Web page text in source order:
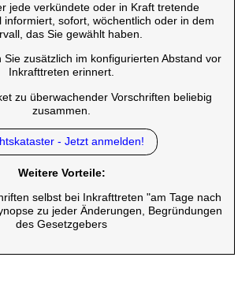
jede verkündete oder in Kraft tretende
informiert, sofort, wöchentlich oder in dem
das Sie gewählt haben.
Sie zusätzlich im konfigurierten Abstand vor
Inkrafttreten erinnert.
zu überwachender Vorschriften beliebig
zusammen.
- Jetzt anmelden!
Weitere Vorteile:
selbst bei Inkrafttreten "am Tage nach
zu jeder Änderungen, Begründungen
des Gesetzgebers